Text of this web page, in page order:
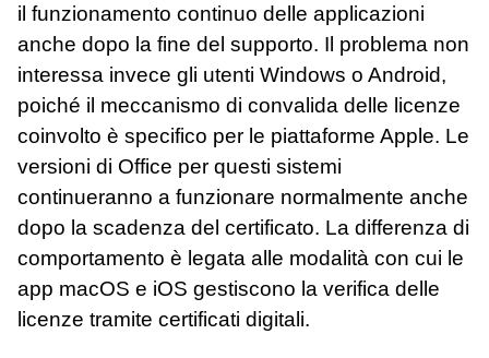
il funzionamento continuo delle applicazioni
anche dopo la fine del supporto. Il problema non
interessa invece gli utenti Windows o Android,
poiché il meccanismo di convalida delle licenze
coinvolto è specifico per le piattaforme Apple. Le
versioni di Office per questi sistemi
continueranno a funzionare normalmente anche
dopo la scadenza del certificato. La differenza di
comportamento è legata alle modalità con cui le
app macOS e iOS gestiscono la verifica delle
licenze tramite certificati digitali.